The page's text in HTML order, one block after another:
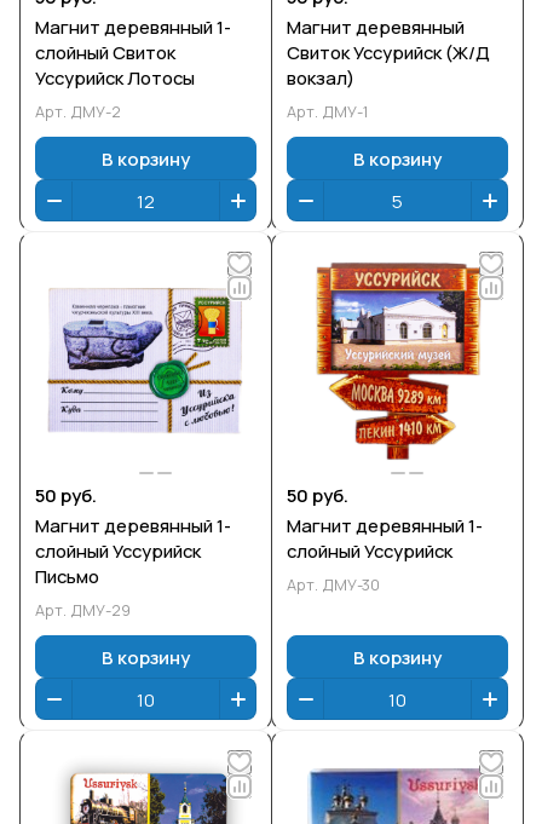
Магнит деревянный 1-
слойный Свиток
Уссурийск Лотосы
Арт. ДМУ-2
В корзину
Магнит деревянный
Свиток Уссурийск (Ж/Д
вокзал)
Арт. ДМУ-1
В корзину
50 руб.
Магнит деревянный 1-
слойный Уссурийск
Письмо
Арт. ДМУ-29
В корзину
50 руб.
Магнит деревянный 1-
слойный Уссурийск
Арт. ДМУ-30
В корзину